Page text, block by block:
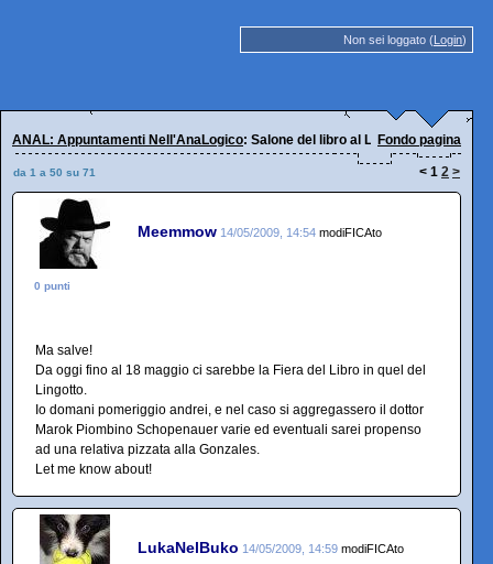
Non sei loggato (Login)
ANAL: Appuntamenti Nell'AnaLogico: Salone del libro al Lingotto di Torino
Fondo pagina
da 1 a 50 su 71 < 1 2 >
Meemmow 14/05/2009, 14:54 modiFICAto
0 punti
Ma salve!
Da oggi fino al 18 maggio ci sarebbe la Fiera del Libro in quel del
Lingotto.
Io domani pomeriggio andrei, e nel caso si aggregassero il dottor
Marok Piombino Schopenauer varie ed eventuali sarei propenso
ad una relativa pizzata alla Gonzales.
Let me know about!
LukaNelBuko 14/05/2009, 14:59 modiFICAto